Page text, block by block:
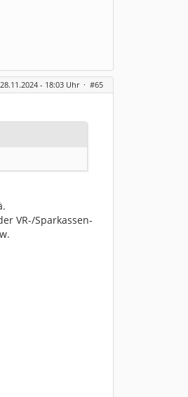
28.11.2024 - 18:03 Uhr · #65
VR-/Sparkassen-